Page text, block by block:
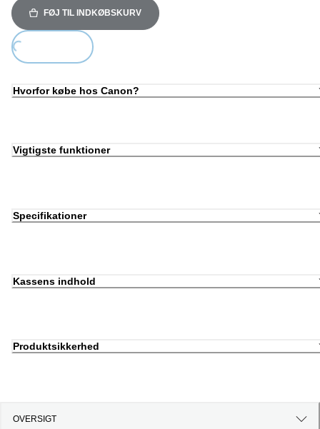
FØJ TIL INDKØBSKURV
Hvorfor købe hos Canon?
Vigtigste funktioner
Specifikationer
Kassens indhold
Produktsikkerhed
OVERSIGT